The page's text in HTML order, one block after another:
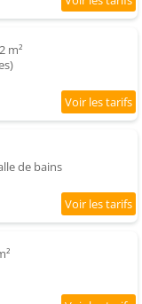
m²
de bains